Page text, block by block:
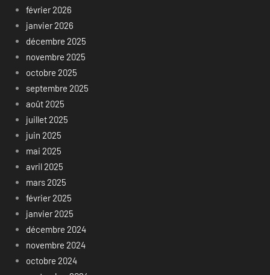
février 2026
janvier 2026
décembre 2025
novembre 2025
octobre 2025
septembre 2025
août 2025
juillet 2025
juin 2025
mai 2025
avril 2025
mars 2025
février 2025
janvier 2025
décembre 2024
novembre 2024
octobre 2024